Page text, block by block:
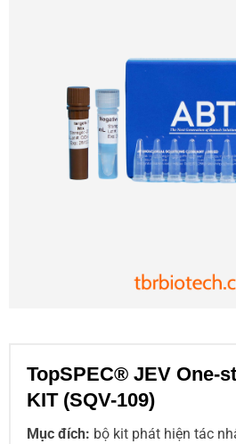
TopSPEC® JEV One-
KIT (SQV-109)
Mục đích: bộ kit phát hiện tác